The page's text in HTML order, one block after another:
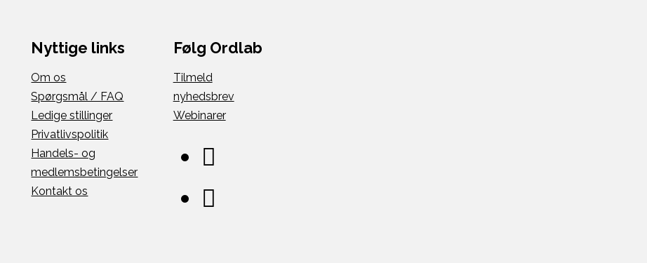
Nyttige links
Om os
Spørgsmål / FAQ
Ledige stillinger
Privatlivspolitik
Handels- og
medlemsbetingelser
Kontakt os
Følg Ordlab
Tilmeld
nyhedsbrev
Webinarer